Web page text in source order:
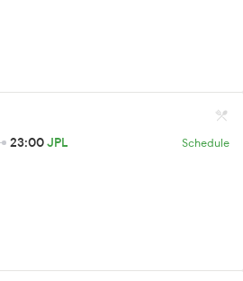
23:00JPL Schedule